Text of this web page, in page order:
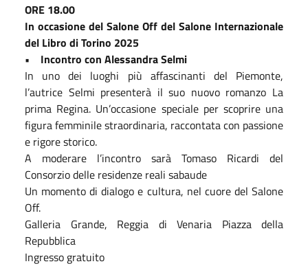
ORE 18.00
In occasione del Salone Off del Salone Internazionale
del Libro di Torino 2025
• Incontro con Alessandra Selmi
In uno dei luoghi più affascinanti del Piemonte,
l’autrice Selmi presenterà il suo nuovo romanzo La
prima Regina. Un’occasione speciale per scoprire una
figura femminile straordinaria, raccontata con passione
e rigore storico.
A moderare l’incontro sarà Tomaso Ricardi del
Consorzio delle residenze reali sabaude
Un momento di dialogo e cultura, nel cuore del Salone
Off.
Galleria Grande, Reggia di Venaria Piazza della
Repubblica
Ingresso gratuito